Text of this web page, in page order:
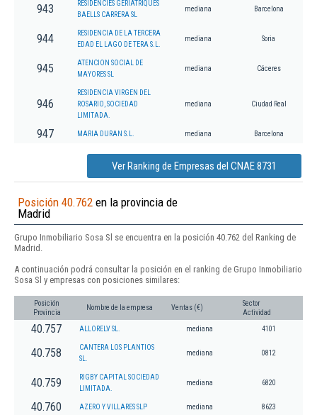
943
RESIDENCIES GERIATRIQUES
BAELLS CARRERA SL
mediana Barcelona
944
RESIDENCIA DE LA TERCERA
EDAD EL LAGO DE TERA S.L.
mediana Soria
945
ATENCION SOCIAL DE
MAYORES SL
mediana Cáceres
946
RESIDENCIA VIRGEN DEL
ROSARIO, SOCIEDAD
LIMITADA.
mediana Ciudad Real
947 MARIA DURAN S.L. mediana Barcelona
Ver Ranking de Empresas del CNAE 8731
Posición 40.762 en la provincia de
Madrid
Grupo Inmobiliario Sosa Sl se encuentra en la posición 40.762 del Ranking de
Madrid.
A continuación podrá consultar la posición en el ranking de Grupo Inmobiliario
Sosa Sl y empresas con posiciones similares:
Posición
Provincia
Nombre de la empresa Ventas (€)
Sector
Actividad
40.757 ALLORELV SL. mediana 4101
40.758
CANTERA LOS PLANTIOS
SL.
mediana 0812
40.759
RIGBY CAPITAL SOCIEDAD
LIMITADA.
mediana 6820
40.760 AZERO Y VILLARES SLP mediana 8623